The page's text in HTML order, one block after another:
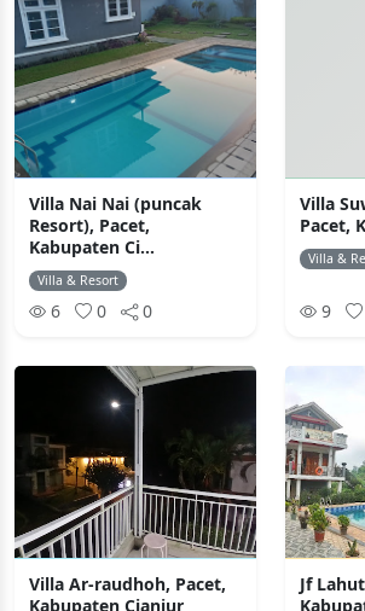
Villa Nai Nai (puncak
Resort), Pacet,
Kabupaten Ci...
Villa & Resort
6 0 0
Villa
Pacet,
Villa &
9
Villa Ar-raudhoh, Pacet,
Kabupaten Cianjur
Jf